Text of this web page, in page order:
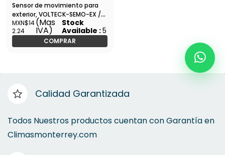
Sensor de movimiento para
exterior, VOLTECK-SEMO-EX /
47231
MXN$14
2.24
(Mas
IVA)
Stock
Available :5
COMPRAR
Calidad Garantizada
Todos Nuestros productos cuentan con Garantía en
Climasmonterrey.com